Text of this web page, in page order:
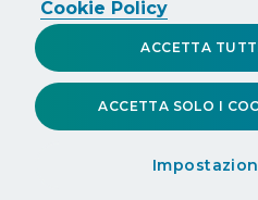
Cookie Policy
ACCETTA SOLO I
ACCETTA